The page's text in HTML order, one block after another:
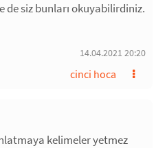
de siz bunları okuyabilirdiniz.
14.04.2021 20:20
cinci hoca
kelimeler yetmez